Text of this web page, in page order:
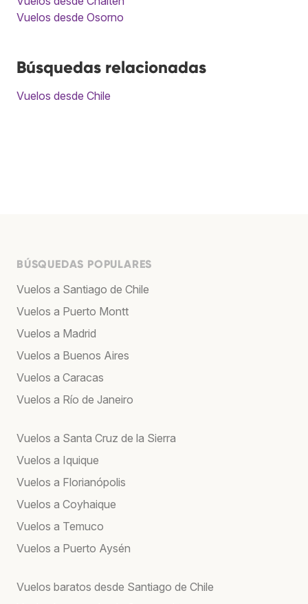
Vuelos desde Osorno
Búsquedas relacionadas
Vuelos desde Chile
BÚSQUEDAS POPULARES
Vuelos a Santiago de Chile
Vuelos a Puerto Montt
Vuelos a Madrid
Vuelos a Buenos Aires
Vuelos a Caracas
Vuelos a Río de Janeiro
Vuelos a Santa Cruz de la Sierra
Vuelos a Iquique
Vuelos a Florianópolis
Vuelos a Coyhaique
Vuelos a Temuco
Vuelos a Puerto Aysén
Vuelos baratos desde Santiago de Chile